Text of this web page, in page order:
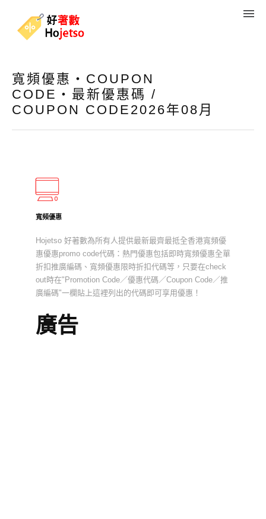
寬頻優惠・COUPON
CODE・最新優惠碼 /
COUPON CODE2026年08月
寬頻優惠
Hojetso 好著數為所有人提供最新最齊最抵全香港寬頻優
惠優惠promo code代碼：熱門優惠包括即時寬頻優惠全單
折扣推廣編碼、寬頻優惠限時折扣代碼等，只要在check
out時在"Promotion Code／優惠代碼／Coupon Code／推
廣編碼"一欄貼上這裡列出的代碼即可享用優惠！
廣告